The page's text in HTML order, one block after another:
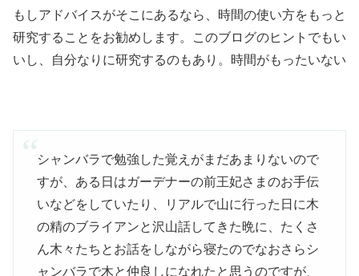
もしアドバイスがそこにあるなら、時間の使い方をもっと
研究することをお勧めします。このブログのヒントでもい
いし、自分なりに研究するのもあり。時間がもったいない
シャンバラで勉強した覚えがまだあまりないので
すが、ある日はガーデナーの前王妃さまのお手伝
いなどをしていたり、リアルで山に行った日に木
の精のブライアンと沢山話してきた晩に、たくさ
ん木々たちとお話をしながら寝たのでなおさらシ
ャンバラで木と仲良しになれたと思うのですが、